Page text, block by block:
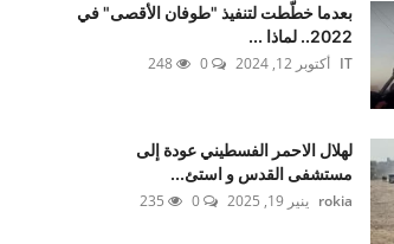
بعدما خطّطت لتنفيذ "طوفان الأقصى" في
2022.. لماذا ...
IT أكتوبر 12, 2024 0
248
لهلال الاحمر الفسطيني عودة إلى
مستشفى القدس و استئ...
rokia ينير 19, 2025 0
235